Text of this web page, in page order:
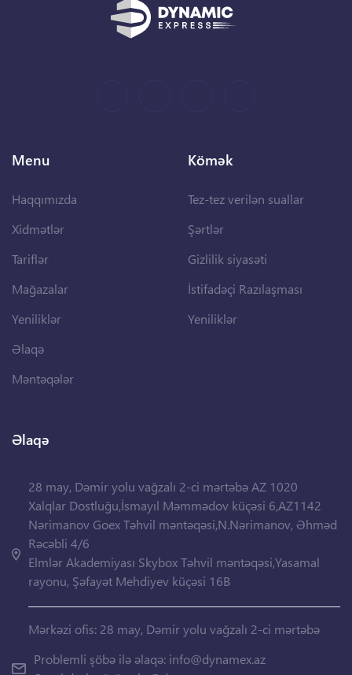
Menu
Haqqımızda
Xidmətlər
Tariflər
Mağazalar
Yeniliklər
Əlaqə
Məntəqələr
Kömək
Tez-tez verilən suallar
Şərtlər
Gizlilik siyasəti
İstifadəçi Razılaşması
Yeniliklər
Əlaqə
28 may, Dəmir yolu vağzalı 2-ci mərtəbə AZ 1020
Xalqlar Dostluğu,İsmayıl Məmmədov küçəsi 6,AZ1142
Nərimanov Goex Təhvil məntəqəsi,N.Nərimanov, Əhməd
Rəcəbli 4/6
Elmlər Akademiyası Skybox Təhvil məntəqəsi,Yasamal
rayonu, Şəfayət Mehdiyev küçəsi 16B
Mərkəzi ofis: 28 may, Dəmir yolu vağzalı 2-ci mərtəbə
Problemli şöbə ilə əlaqə: info@dynamex.az